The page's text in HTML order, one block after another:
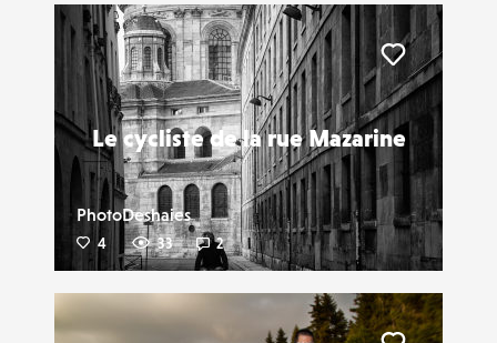
Le cycliste de la rue Mazarine
PhotoDeshaies
4 33 2
Liker